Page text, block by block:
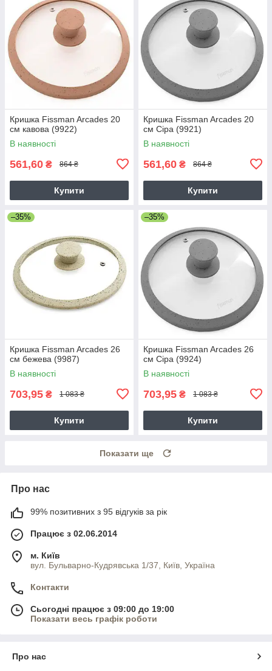
Кришка Fissman Arcades 20
см кавова (9922)
В наявності
561,60 ₴ 864 ₴
Купити
Кришка Fissman Arcades 20
см Сіра (9921)
В наявності
561,60 ₴ 864 ₴
Купити
–35%
Кришка Fissman Arcades 26
см бежева (9987)
В наявності
703,95 ₴ 1 083 ₴
Купити
–35%
Кришка Fissman Arcades 26
см Сіра (9924)
В наявності
703,95 ₴ 1 083 ₴
Купити
Показати ще
Про нас
99% позитивних з 95 відгуків за рік
Працює з 02.06.2014
м. Київ
вул. Бульварно-Кудрявська 1/37, Київ, Україна
Контакти
Сьогодні працює з 09:00 до 19:00
Показати весь графік роботи
Про нас